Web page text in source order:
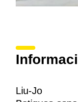
Liu-Jo